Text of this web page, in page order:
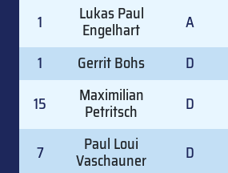
1 Lukas Paul
Engelhart A
1
Gerrit Bohs D
15
Maximilian
Petritsch D
7 Paul Loui
Vaschauner D